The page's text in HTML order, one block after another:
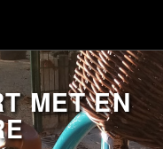
MET EN